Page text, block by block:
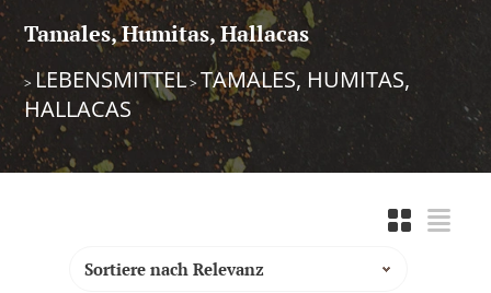
Tamales, Humitas, Hallacas
> LEBENSMITTEL>TAMALES, HUMITAS,
HALLACAS